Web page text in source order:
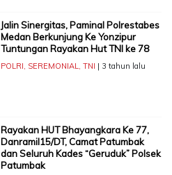
Jalin Sinergitas, Paminal Polrestabes
Medan Berkunjung Ke Yonzipur
Tuntungan Rayakan Hut TNI ke 78
POLRI, SEREMONIAL, TNI | 3 tahun lalu
Rayakan HUT Bhayangkara Ke 77,
Danramil15/DT, Camat Patumbak
dan Seluruh Kades “Geruduk” Polsek
Patumbak